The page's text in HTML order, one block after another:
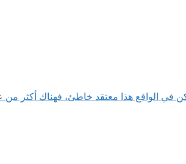
في الواقع هذا معتقد خاطئ، فهناك أكثر